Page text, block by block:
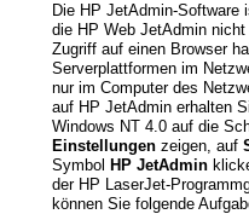
Die HP JetAdmin-
die HP Web JetAdmin
Zugriff auf einen Browser
Serverplattformen im
nur im Computer des
auf HP JetAdmin erhalten
Windows NT 4.0 auf die
Einstellungen zeigen, auf
Symbol HP JetAdmin
der HP LaserJet-
können Sie folgende